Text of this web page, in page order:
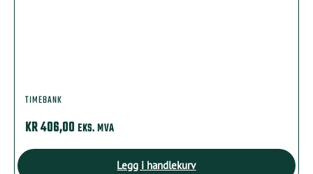
TIMEBANK
KR406,00 EKS. MVA
Legg i handlekurv